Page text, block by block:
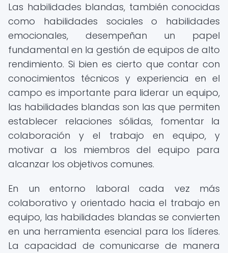
Las habilidades blandas, también conocidas
como habilidades sociales o habilidades
emocionales, desempeñan un papel
fundamental en la gestión de equipos de alto
rendimiento. Si bien es cierto que contar con
conocimientos técnicos y experiencia en el
campo es importante para liderar un equipo,
las habilidades blandas son las que permiten
establecer relaciones sólidas, fomentar la
colaboración y el trabajo en equipo, y
motivar a los miembros del equipo para
alcanzar los objetivos comunes.
En un entorno laboral cada vez más
colaborativo y orientado hacia el trabajo en
equipo, las habilidades blandas se convierten
en una herramienta esencial para los líderes.
La capacidad de comunicarse de manera